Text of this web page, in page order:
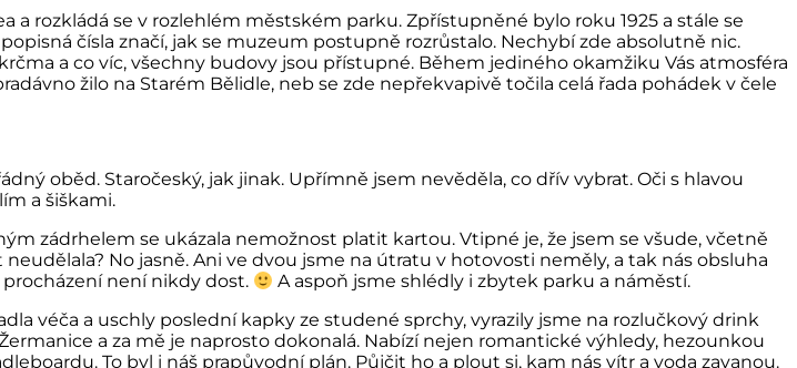
a rozkládá se v rozlehlém městském parku. Zpřístupněné bylo roku 1925 a stále se
čísla značí, jak se muzeum postupně rozrůstalo. Nechybí zde absolutně nic.
a co víc, všechny budovy jsou přístupné. Během jediného okamžiku Vás atmosféra
žilo na Starém Bělidle, neb se zde nepřekvapivě točila celá řada pohádek v čele
oběd. Staročeský, jak jinak. Upřímně jsem nevěděla, co dřív vybrat. Oči s hlavou
a šiškami.
zádrhelem se ukázala nemožnost platit kartou. Vtipné je, že jsem se všude, včetně
No jasně. Ani ve dvou jsme na útratu v hotovosti neměly, a tak nás obsluha
není nikdy dost.
A aspoň jsme shlédly i zbytek parku a náměstí.
véča a uschly poslední kapky ze studené sprchy, vyrazily jsme na rozlučkový drink
a za mě je naprosto dokonalá. Nabízí nejen romantické výhledy, hezounkou
To byl i náš prapůvodní plán. Půjčit ho a plout si, kam nás vítr a voda zavanou.